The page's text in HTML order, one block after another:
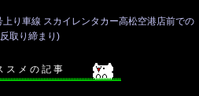
り車線 スカイレンタカー高松空港店前での
取り締まり)
ス メ の 記 事